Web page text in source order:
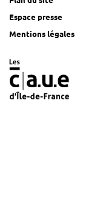
Espace presse
Mentions légales